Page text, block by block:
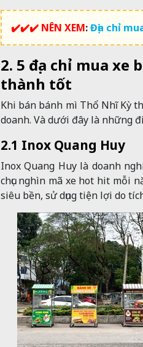
✔️✔️✔️ NÊN XEM:Địa chỉ
2. 5 địa chỉ mua xe
thành tốt
Khi bán bánh mì Thổ Nhĩ Kỳ
doanh. Và dưới đây là những
2.1 Inox Quang Huy
Inox Quang Huy là doanh
chục nghìn mã xe hot hit mỗi
siêu bền, sử dụng tiện lợi do